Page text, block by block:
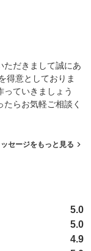
ただきまして誠にあ
得意としておりま
ていきましょう
たらお気軽ご相談く
セージをもっと見る
5.0
5.0
4.9